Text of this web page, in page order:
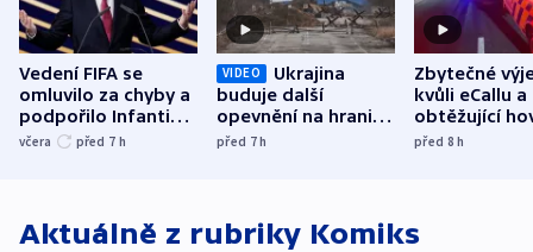
Vedení FIFA se
omluvilo za chyby a
podpořilo Infantina.
UEFA trvá na
včera před 7 h
VIDEO
Ukrajina
buduje další
opevnění na hranici
s Běloruskem
před 7h
Zbytečné
kvůli eCallu a
obtěžující
zdržují
před 8h
Aktuálně z rubriky Komiks